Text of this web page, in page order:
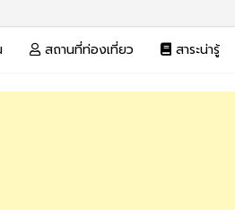
สถานที่ท่องเที่ยว สาระน่ารู้